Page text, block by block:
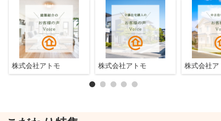
株式会社アトモ 株式会社アトモ 株式会社